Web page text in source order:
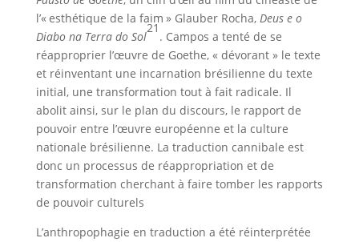
l’« esthétique de la faim » Glauber Rocha, Deus e o
Diabo na Terra do Sol
21
. Campos a tenté de se
réapproprier l’œuvre de Goethe, « dévorant » le texte
et réinventant une incarnation brésilienne du texte
initial, une transformation tout à fait radicale. Il
abolit ainsi, sur le plan du discours, le rapport de
pouvoir entre l’œuvre européenne et la culture
nationale brésilienne. La traduction cannibale est
donc un processus de réappropriation et de
transformation cherchant à faire tomber les rapports
de pouvoir culturels
L’anthropophagie en traduction a été réinterprétée